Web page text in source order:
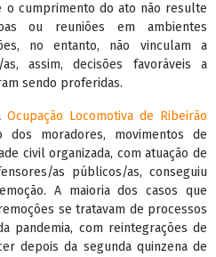
o cumprimento do ato não resulte
ou reuniões em ambientes
no entanto, não vinculam a
assim, decisões favoráveis a
sendo proferidas.
Ocupação Locomotiva de Ribeirão
dos moradores, movimentos de
civil organizada, com atuação de
as públicos/as, conseguiu
A maioria dos casos que
se tratavam de processos
pandemia, com reintegrações de
depois da segunda quinzena de